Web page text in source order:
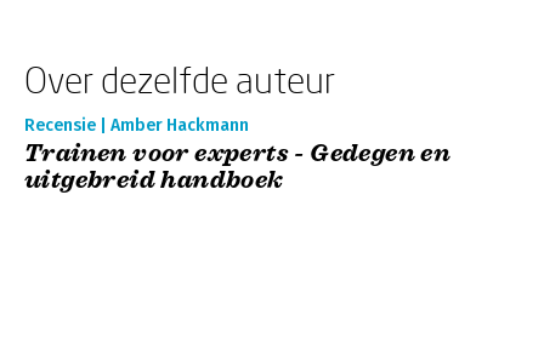
Over dezelfde auteur
Recensie | Amber Hackmann
Trainen voor experts - Gedegen en
uitgebreid handboek